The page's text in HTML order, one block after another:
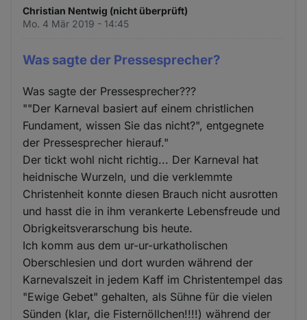
Christian Nentwig (nicht überprüft)
Mo. 4 Mär 2019 - 14:45
Was sagte der Pressesprecher?
Was sagte der Pressesprecher???
""Der Karneval basiert auf einem christlichen
Fundament, wissen Sie das nicht?", entgegnete
der Pressesprecher hierauf."
Der tickt wohl nicht richtig... Der Karneval hat
heidnische Wurzeln, und die verklemmte
Christenheit konnte diesen Brauch nicht ausrotten
und hasst die in ihm verankerte Lebensfreude und
Obrigkeitsverarschung bis heute.
Ich komm aus dem ur-ur-urkatholischen
Oberschlesien und dort wurden während der
Karnevalszeit in jedem Kaff im Christentempel das
"Ewige Gebet" gehalten, als Sühne für die vielen
Sünden (klar, die Fisternöllchen!!!!) während der